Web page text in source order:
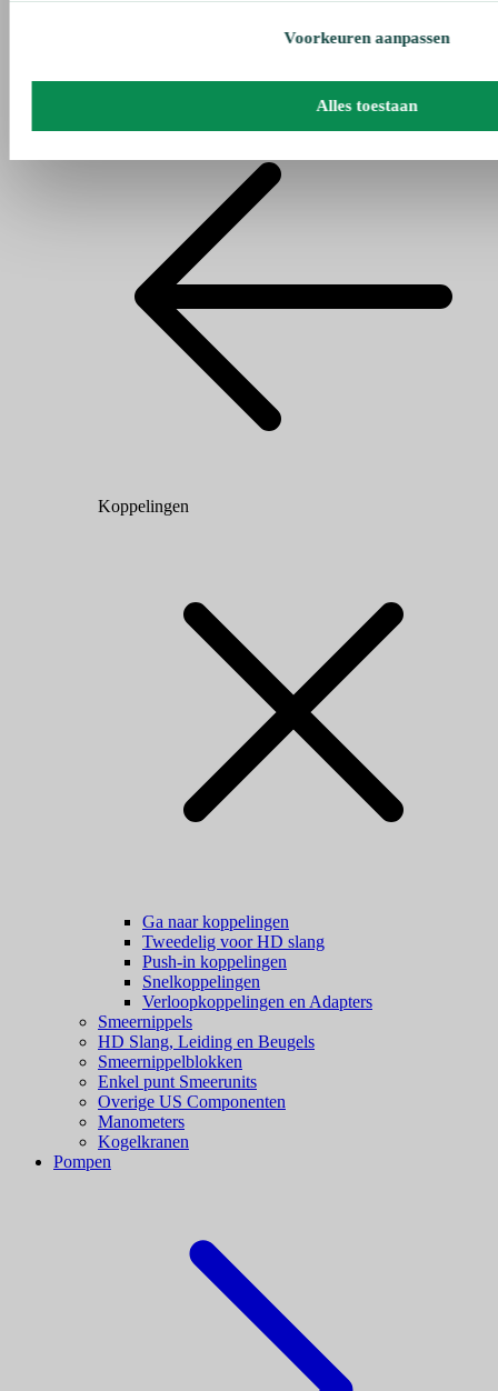
Koppelingen
Ga naar koppelingen
Tweedelig voor HD slang
Push-in koppelingen
Snelkoppelingen
Verloopkoppelingen en Adapters
Smeernippels
HD Slang, Leiding en Beugels
Smeernippelblokken
Enkel punt Smeerunits
Overige US Componenten
Manometers
Kogelkranen
Pompen
Voorkeuren aanpassen
Alles toestaan